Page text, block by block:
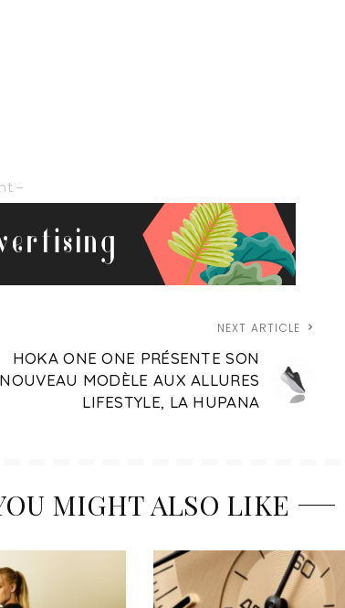
–
NEXT ARTICLE
HOKA ONE ONE PRÉSENTE SON
NOUVEAU MODÈLE AUX ALLURES
LIFESTYLE, LA HUPANA
MIGHT ALSO LIKE